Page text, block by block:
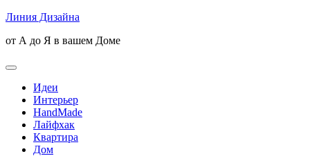
Skip
content
Линия Дизайна
от А до Я в вашем Доме
Open
ButtonИдеи
Интерьер
HandMade
Лайфхак
Квартира
Дом